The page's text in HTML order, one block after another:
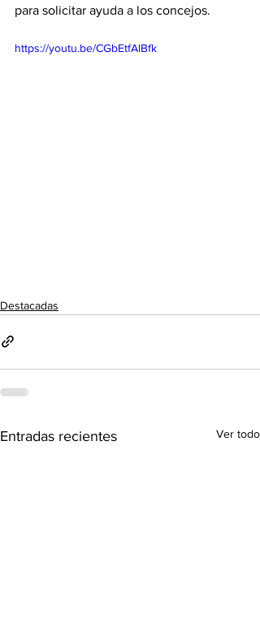
para solicitar ayuda a los concejos.
https://youtu.be/CGbEtfAlBfk
Destacadas
Entradas recientes Ver todo